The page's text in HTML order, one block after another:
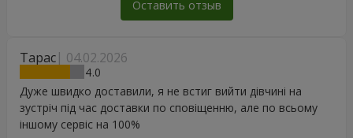
Тарас 04.02.2026
4
Дуже швидко доставили, я не встиг вийти дівчині на
зустріч під час доставки по сповіщенню, але по всьому
іншому сервіс на 100%
Оставить отзыв